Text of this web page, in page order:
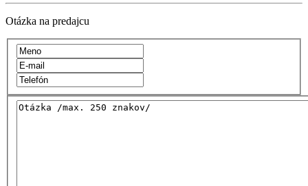
Otázka na predajcu